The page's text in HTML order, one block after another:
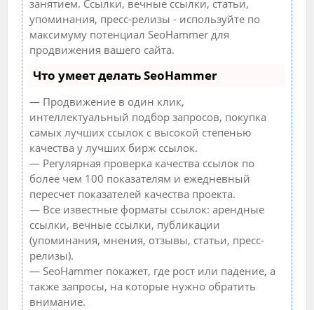
занятием. Ссылки, вечные ссылки, статьи,
упоминания, пресс-релизы - используйте по
максимуму потенциал SeoHammer для
продвижения вашего сайта.
Что умеет делать SeoHammer
— Продвижение в один клик,
интеллектуальный подбор запросов, покупка
самых лучших ссылок с высокой степенью
качества у лучших бирж ссылок.
— Регулярная проверка качества ссылок по
более чем 100 показателям и ежедневный
пересчет показателей качества проекта.
— Все известные форматы ссылок: арендные
ссылки, вечные ссылки, публикации
(упоминания, мнения, отзывы, статьи, пресс-
релизы).
— SeoHammer покажет, где рост или падение, а
также запросы, на которые нужно обратить
внимание.